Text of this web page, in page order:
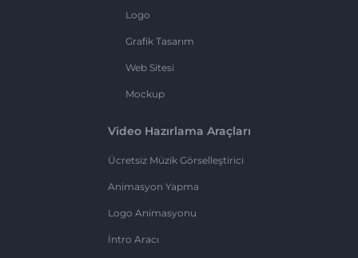
Logo
Grafik Tasarım
Web Sitesi
Mockup
Video Hazırlama Araçları
Ücretsiz Müzik Görselleştirici
Animasyon Yapma
Logo Animasyonu
İntro Aracı